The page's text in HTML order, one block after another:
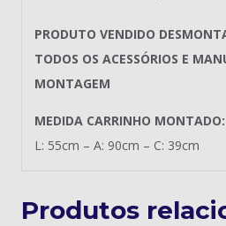
PRODUTO VENDIDO
TODOS OS ACESSÓRIOS E
MONTAGEM
MEDIDA CARRINHO MONTADO:
L: 55cm – A: 90cm – C: 39cm
Produtos